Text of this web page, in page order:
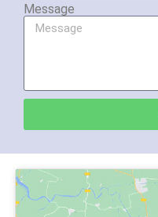
Message